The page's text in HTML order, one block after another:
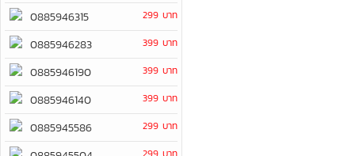
0885946315 299 บาท
0885946283 399 บาท
0885946190 399 บาท
0885946140 399 บาท
0885945586 299 บาท